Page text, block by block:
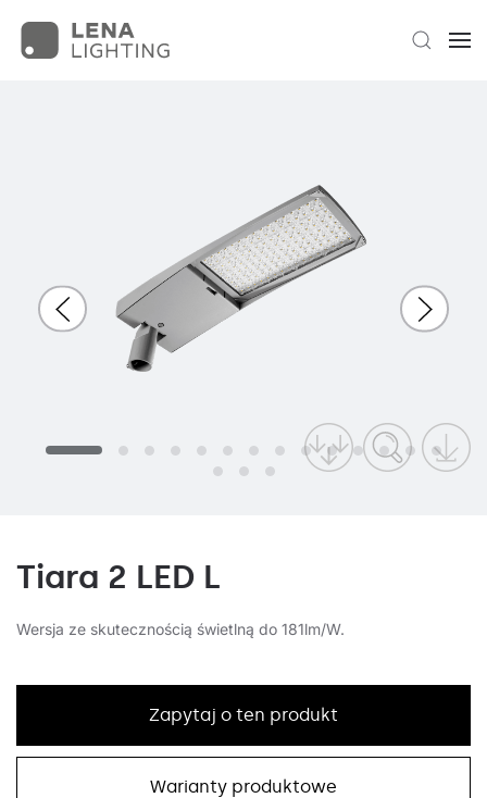
Tiara 2 LED L
Wersja ze skutecznością świetlną do 181lm/W.
Zapytaj o ten produkt
Warianty produktowe